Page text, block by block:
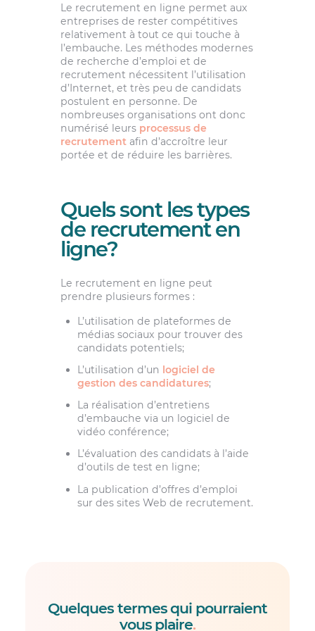
Le recrutement en ligne permet aux
entreprises de rester compétitives
relativement à tout ce qui touche à
l’embauche. Les méthodes modernes
de recherche d’emploi et de
recrutement nécessitent l’utilisation
d’Internet, et très peu de candidats
postulent en personne. De
nombreuses organisations ont donc
numérisé leurs processus de
recrutementafin d’accroître leur
portée et de réduire les barrières.
Quels sont les types
de recrutement en
ligne?
Le recrutement en ligne peut
prendre plusieurs formes :
L’utilisation de plateformes de
médias sociaux pour trouver des
candidats potentiels;
L’utilisation d’un logiciel de
gestion des candidatures;
La réalisation d’entretiens
d’embauche via un logiciel de
vidéo conférence;
L’évaluation des candidats à l’aide
d’outils de test en ligne;
La publication d’offres d’emploi
sur des sites Web de recrutement.
Quelques termes qui pourraient
vous plaire.